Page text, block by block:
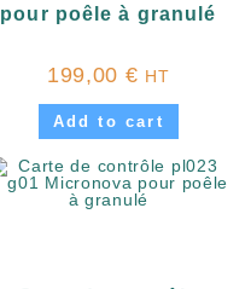
pour poêle à granulé
199,00 € HT
Add to cart